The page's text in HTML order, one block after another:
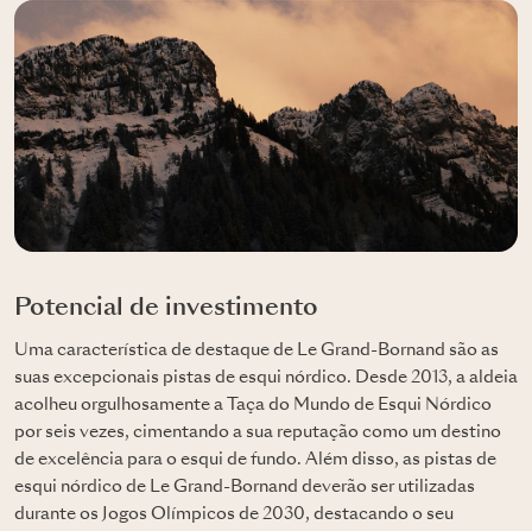
Potencial de investimento
Uma característica de destaque de Le Grand-Bornand são as
suas excepcionais pistas de esqui nórdico. Desde 2013, a aldeia
acolheu orgulhosamente a Taça do Mundo de Esqui Nórdico
por seis vezes, cimentando a sua reputação como um destino
de excelência para o esqui de fundo. Além disso, as pistas de
esqui nórdico de Le Grand-Bornand deverão ser utilizadas
durante os Jogos Olímpicos de 2030, destacando o seu